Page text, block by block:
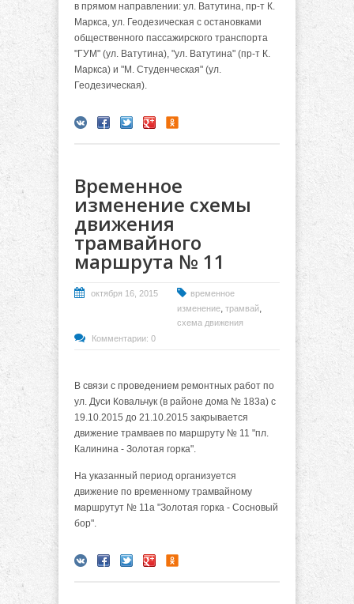
в прямом направлении: ул. Ватутина, пр-т К.
Маркса, ул. Геодезическая с остановками
общественного пассажирского транспорта
"ГУМ" (ул. Ватутина), "ул. Ватутина" (пр-т К.
Маркса) и "М. Студенческая" (ул.
Геодезическая).
Временное
изменение схемы
движения
трамвайного
маршрута № 11
октября 16, 2015
временное
изменение, трамвай,
схема движения
Комментарии: 0
В связи с проведением ремонтных работ по
ул. Дуси Ковальчук (в районе дома № 183а) с
19.10.2015 до 21.10.2015 закрывается
движение трамваев по маршруту № 11 "пл.
Калинина - Золотая горка".
На указанный период организуется
движение по временному трамвайному
маршрутут № 11а "Золотая горка - Сосновый
бор".